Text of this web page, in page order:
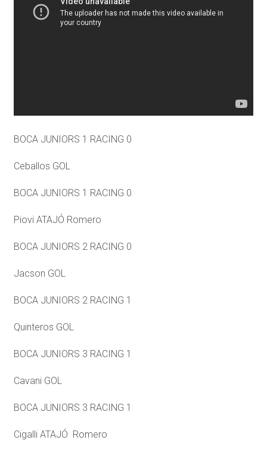
BOCA JUNIORS 1 RACING 0
Ceballos GOL
BOCA JUNIORS 1 RACING 0
Piovi ATAJÓ Romero
BOCA JUNIORS 2 RACING 0
Jacson GOL
BOCA JUNIORS 2 RACING 1
Quinteros GOL
BOCA JUNIORS 3 RACING 1
Cavani GOL
BOCA JUNIORS 3 RACING 1
Cigalli ATAJÓ Romero